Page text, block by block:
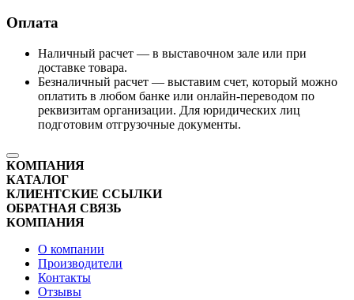
Оплата
Наличный расчет — в выставочном зале или при
доставке товара.
Безналичный расчет — выставим счет, который можно
оплатить в любом банке или онлайн-переводом по
реквизитам организации. Для юридических лиц
подготовим отгрузочные документы.
КОМПАНИЯ
КАТАЛОГ
КЛИЕНТСКИЕ ССЫЛКИ
ОБРАТНАЯ СВЯЗЬ
КОМПАНИЯ
О компании
Производители
Контакты
Отзывы